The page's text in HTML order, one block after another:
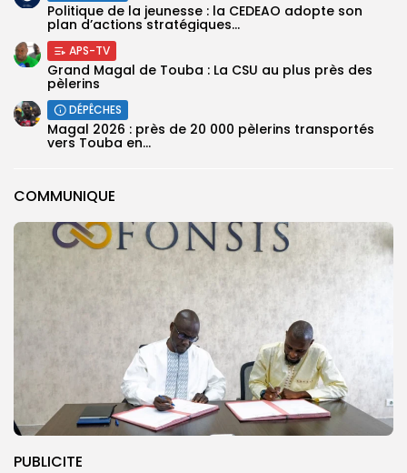
COMMUNIQUE
PUBLICITE
Politique de la jeunesse : la CEDEAO adopte son
plan d’actions stratégiques...
APS-TV
Grand Magal de Touba : La CSU au plus près des
pèlerins
DÉPÊCHES
Magal 2026 : près de 20 000 pèlerins transportés
vers Touba en...